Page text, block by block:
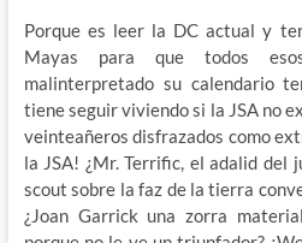
Porque es leer la DC actual y
Mayas para que todos
malinterpretado su calendario
tiene seguir viviendo si la JSA no
veinteañeros disfrazados como
la JSA! ¿Mr. Terrific, el adalid del
scout sobre la faz de la tierra
¿Joan Garrick una zorra